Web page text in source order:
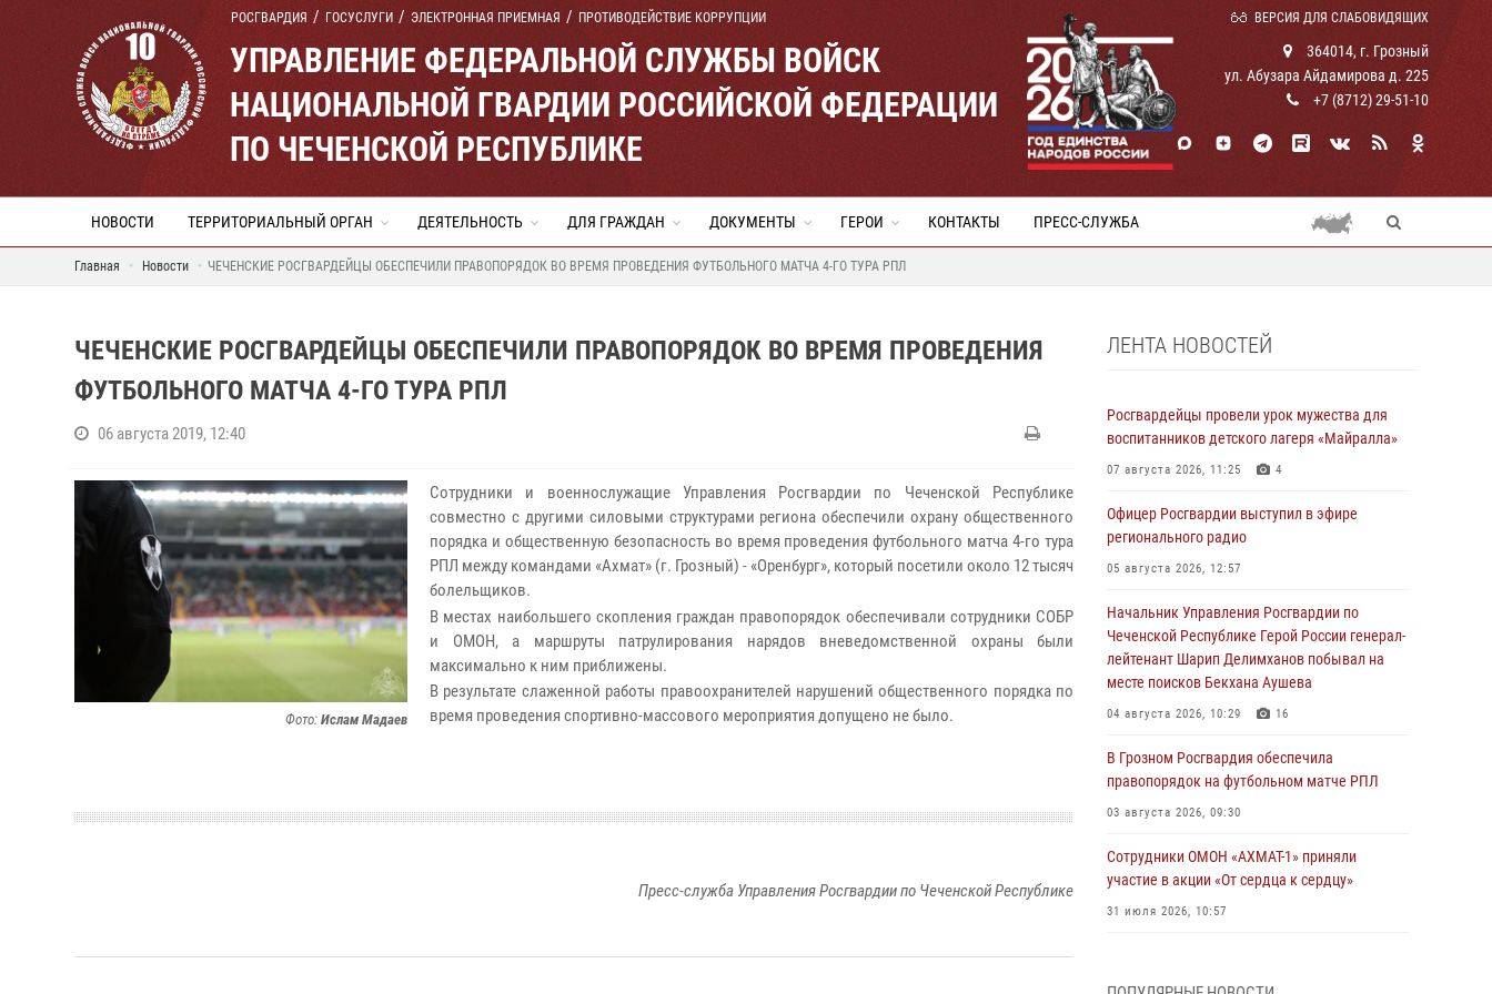
РОСГВАРДИЯ ГОСУСЛУГИ ЭЛЕКТРОННАЯ ПРИЕМНАЯ ПРОТИВОДЕЙСТВИЕ КОРРУПЦИИ ВЕРСИЯ ДЛЯ СЛАБОВИДЯЩИХ
УПРАВЛЕНИЕ ФЕДЕРАЛЬНОЙ СЛУЖБЫ ВОЙСК
НАЦИОНАЛЬНОЙ ГВАРДИИ РОССИЙСКОЙ ФЕДЕРАЦИИ
ПО ЧЕЧЕНСКОЙ РЕСПУБЛИКЕ
364014, г. Грозный
ул. Абузара Айдамирова д. 225
+7 (8712) 29-51-10
НОВОСТИ ТЕРРИТОРИАЛЬНЫЙ ОРГАН ДЕЯТЕЛЬНОСТЬ ДЛЯ ГРАЖДАН ДОКУМЕНТЫ ГЕРОИ КОНТАКТЫ ПРЕСС-СЛУЖБА
Главная Новости ЧЕЧЕНСКИЕ РОСГВАРДЕЙЦЫ ОБЕСПЕЧИЛИ ПРАВОПОРЯДОК ВО ВРЕМЯ ПРОВЕДЕНИЯ ФУТБОЛЬНОГО МАТЧА 4-ГО ТУРА РПЛ
ЧЕЧЕНСКИЕ РОСГВАРДЕЙЦЫ ОБЕСПЕЧИЛИ ПРАВОПОРЯДОК ВО ВРЕМЯ ПРОВЕДЕНИЯ
ФУТБОЛЬНОГО МАТЧА 4-ГО ТУРА РПЛ
06 августа 2019, 12:40
Фото: Ислам Мадаев
Сотрудники и военнослужащие Управления Росгвардии по Чеченской Республике
совместно с другими силовыми структурами региона обеспечили охрану общественного
порядка и общественную безопасность во время проведения футбольного матча 4-го тура
РПЛ между командами «Ахмат» (г. Грозный) - «Оренбург», который посетили около 12 тысяч
болельщиков.
В местах наибольшего скопления граждан правопорядок обеспечивали сотрудники СОБР
и ОМОН, а маршруты патрулирования нарядов вневедомственной охраны были
максимально к ним приближены.
В результате слаженной работы правоохранителей нарушений общественного порядка по
время проведения спортивно-массового мероприятия допущено не было.
Пресс-служба Управления Росгвардии по Чеченской Республике
ЛЕНТА НОВОСТЕЙ
Росгвардейцы провели урок мужества для
воспитанников детского лагеря «Майралла»
07 августа 2026, 11:25 4
Офицер Росгвардии выступил в эфире
регионального радио
05 августа 2026, 12:57
Начальник Управления Росгвардии по
Чеченской Республике Герой России генерал-
лейтенант Шарип Делимханов побывал на
месте поисков Бекхана Аушева
04 августа 2026, 10:29 16
В Грозном Росгвардия обеспечила
правопорядок на футбольном матче РПЛ
03 августа 2026, 09:30
Сотрудники ОМОН «АХМАТ-1» приняли
участие в акции «От сердца к сердцу»
31 июля 2026, 10:57